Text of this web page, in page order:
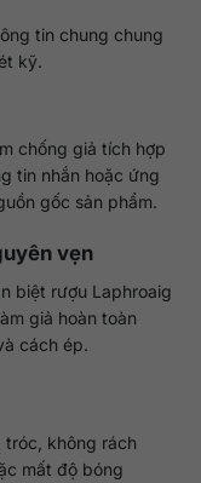
tin chung chung
kỹ.
chống giả tích hợp
tin nhắn hoặc ứng
gốc sản phẩm.
vẹn
biệt rượu Laphroaig
giả hoàn toàn
cách ép.
tróc, không rách
mất độ bóng